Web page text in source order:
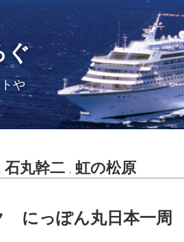
ぐ
や
石丸幹二 , 虹の松原
にっぽん丸日本一周